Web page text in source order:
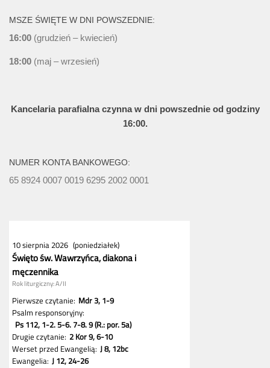
MSZE ŚWIĘTE W DNI POWSZEDNIE:
16:00 (grudzień – kwiecień)
18:00 (maj – wrzesień)
Kancelaria parafialna czynna w dni powszednie od godziny
16:00.
NUMER KONTA BANKOWEGO:
65 8924 0007 0019 6295 2002 0001